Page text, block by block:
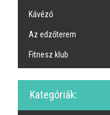
Kávézó
Az edzőterem
Fitnesz klub
Kategóriák: